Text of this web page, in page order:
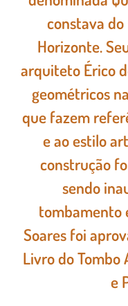
constava
Horizonte.
arquiteto Érico
geométricos
que fazem
e ao estilo
construção
sendo
tombamento
Soares foi
Livro do Tombo
e